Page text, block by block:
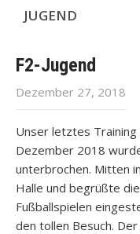
JUGEND
F2-Jugend
Dezember 27, 2018
Unser letztes Training
Dezember 2018
unterbrochen. Mitten
Halle und begrüßte
Fußballspielen
den tollen Besuch.